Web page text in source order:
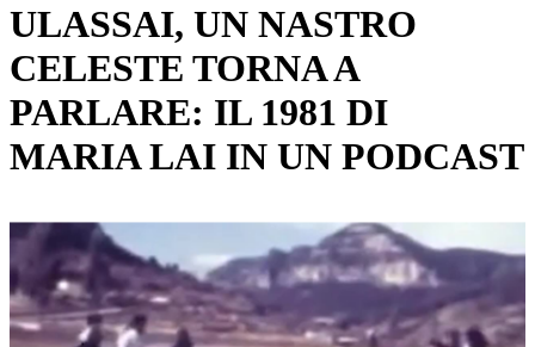
ULASSAI, UN NASTRO
CELESTE TORNA A
PARLARE: IL 1981 DI
MARIA LAI IN UN PODCAST